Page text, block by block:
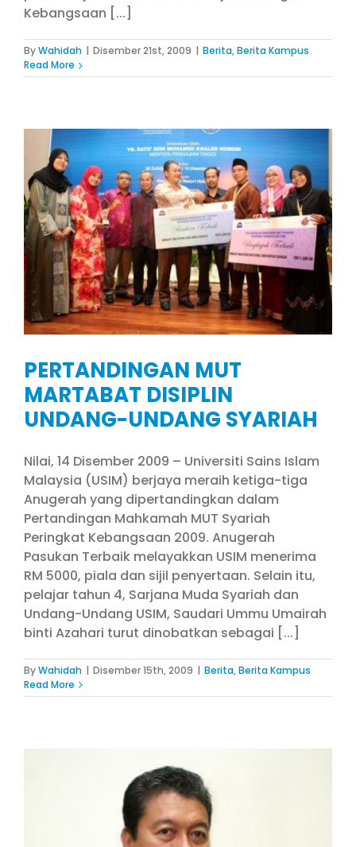
Kebangsaan [...]
ByWahidah | Disember 21st, 2009 | Berita,Berita Kampus
Read More
PERTANDINGAN MUT
MARTABAT DISIPLIN
UNDANG-UNDANG SYARIAH
Nilai, 14 Disember 2009 – Universiti Sains Islam
Malaysia (USIM) berjaya meraih ketiga-tiga
Anugerah yang dipertandingkan dalam
Pertandingan Mahkamah MUT Syariah
Peringkat Kebangsaan 2009. Anugerah
Pasukan Terbaik melayakkan USIM menerima
RM 5000, piala dan sijil penyertaan. Selain itu,
pelajar tahun 4, Sarjana Muda Syariah dan
Undang-Undang USIM, Saudari Ummu Umairah
binti Azahari turut dinobatkan sebagai [...]
ByWahidah | Disember 15th, 2009 | Berita,Berita Kampus
Read More